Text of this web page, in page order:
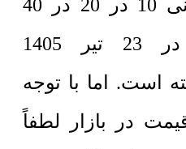
سبک سیمانی 10 در 20 در 40
سانتی‌متر در 23 تیر 1405
است. اما با توجه
در بازار لطفاً